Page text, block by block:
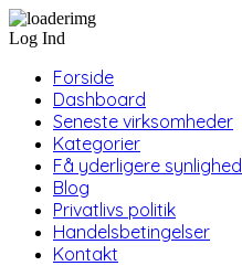
Log Ind
Forside
Dashboard
Seneste virksomheder
Kategorier
Få yderligere synlighed
Blog
Privatlivs politik
Handelsbetingelser
Kontakt